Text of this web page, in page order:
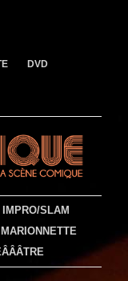
DVD
IMPRO/SLAM
MARIONNETTE